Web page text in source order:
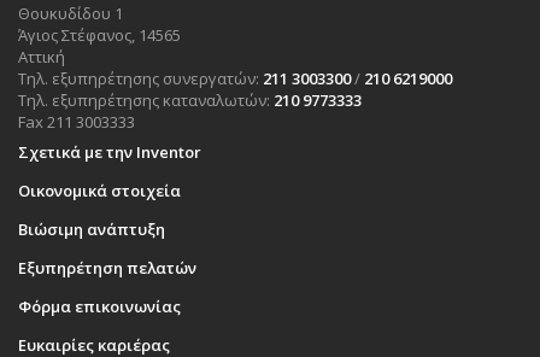
Θουκυδίδου 1
Άγιος Στέφανος, 14565
Αττική
Τηλ. εξυπηρέτησης συνεργατών: 211 3003300/ 210 6219000
Τηλ. εξυπηρέτησης καταναλωτών: 210 9773333
Fax 211 3003333
Σχετικά με την Inventor
Οικονομικά στοιχεία
Βιώσιμη ανάπτυξη
Εξυπηρέτηση πελατών
Φόρμα επικοινωνίας
Ευκαιρίες καριέρας